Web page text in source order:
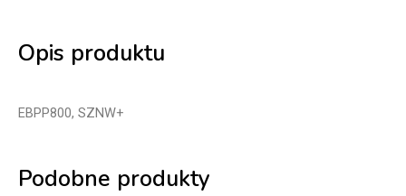
One
19-
MG7962/30
Opis produktu
EBPP800, SZNW+
Podobne produkty